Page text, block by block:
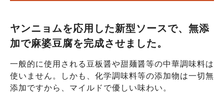
ヤンニョムを応用した新型ソースで、無添
加で麻婆豆腐を完成させました。
一般的に使用される豆板醤や甜麺醤等の中華調味料は
使いません。しかも、化学調味料等の添加物は一切無
添加ですから、マイルドで優しい味わい。